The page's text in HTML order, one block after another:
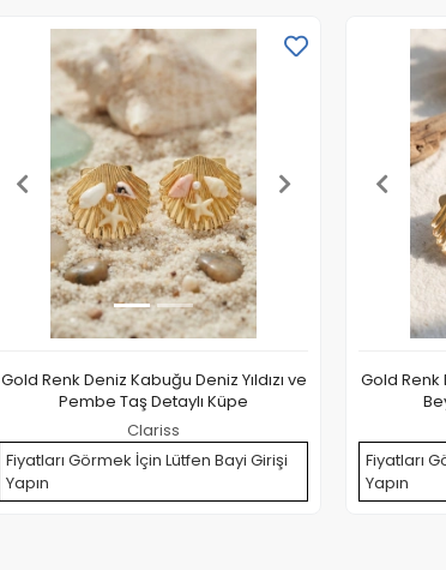
Gold Renk Deniz Kabuğu Deniz Yıldızı ve
Pembe Taş Detaylı Küpe
Clariss
Fiyatları Görmek İçin Lütfen Bayi Girişi
Yapın
Gold Renk
Fiyatları
Yapın